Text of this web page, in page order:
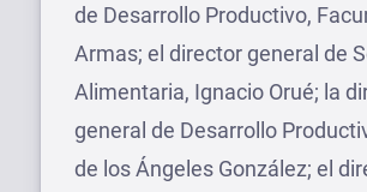
de Desarrollo Productivo,
Armas; el director general de
Alimentaria, Ignacio Orué; la
general de Desarrollo
de los Ángeles González; el